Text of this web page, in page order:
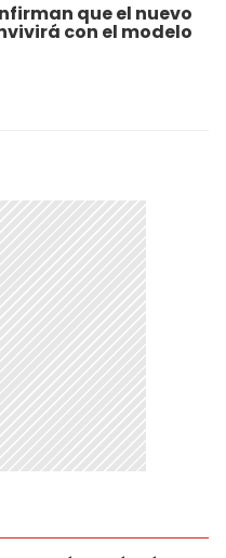
que el nuevo
con el modelo